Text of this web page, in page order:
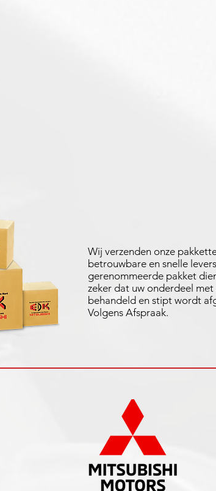
Wij verzenden onze
betrouwbare en snelle
gerenommeerde pakket
zeker dat uw onderdeel
behandeld en stipt wordt
Volgens Afspraak.